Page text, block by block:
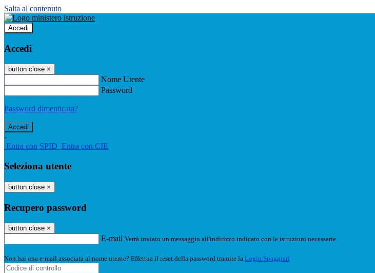
Salta al contenuto
Accedi
Accedi
button close ×
Nome Utente
Password
Password dimenticata?
-
Entra con SPID Entra con CIE
Seleziona utente
button close ×
Recupero password
button close ×
E-mail Verrà inviato un messaggio all'indirizzo indicato con le istruzioni necessarie.
Non hai una e-mail associata al nome utente? Effettua il reset della password tramite la Login Spaggiari